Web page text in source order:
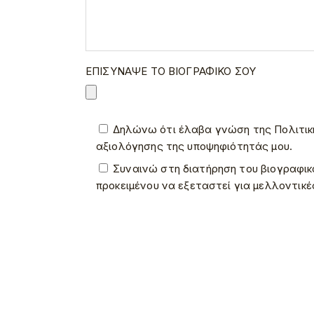
ΕΠΙΣΥΝΑΨΕ ΤΟ ΒΙΟΓΡΑΦΙΚΟ ΣΟΥ
Δηλώνω ότι έλαβα γνώση της
αξιολόγησης της υποψηφιότητάς μου.
Συναινώ στη διατήρηση του
προκειμένου να εξεταστεί για